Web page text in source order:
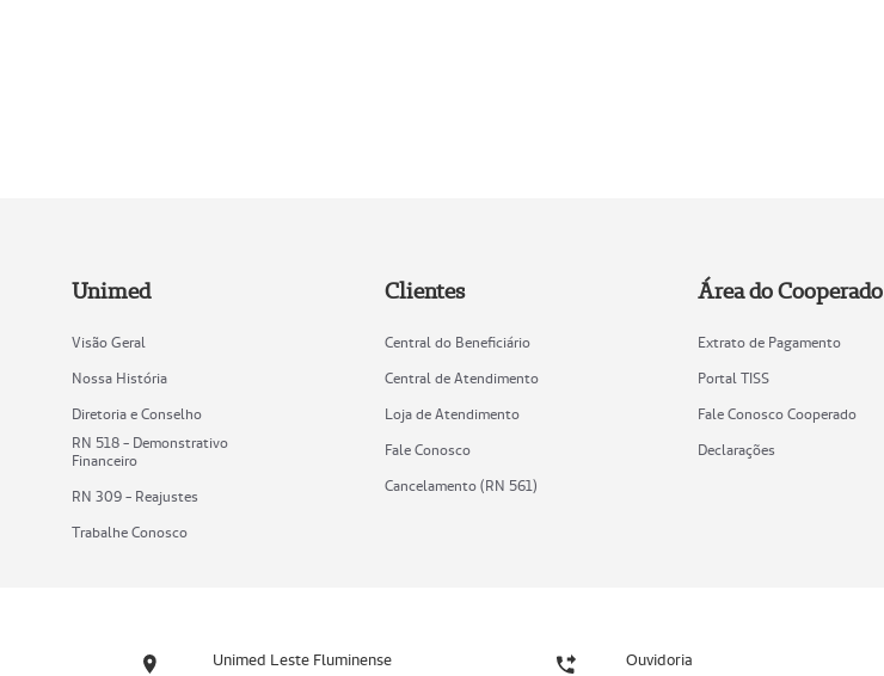
Unimed
Visão Geral
Nossa História
Diretoria e Conselho
RN 518 - Demonstrativo
Financeiro
RN 309 - Reajustes
Trabalhe Conosco
Clientes
Central do Beneficiário
Central de Atendimento
Loja de Atendimento
Fale Conosco
Cancelamento (RN 561)
Área do Cooperado
Extrato de Pagamento
Portal TISS
Fale Conosco Cooperado
Declarações
Unimed Leste Fluminense Ouvidoria